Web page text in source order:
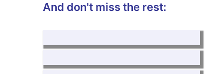
And don't miss the rest: